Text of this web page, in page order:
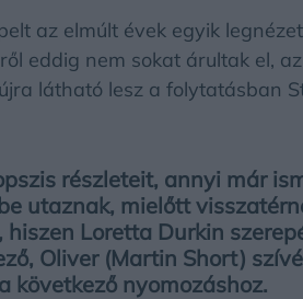
az elmúlt évek egyik
eddig nem sokat árultak el,
látható lesz a folytatásban
részleteit, annyi már
utaznak, mielőtt
Loretta Durkin
Oliver (Martin Short)
következő nyomozáshoz.